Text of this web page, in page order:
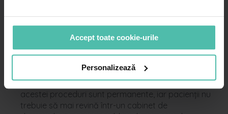
Accept toate cookie-urile
Personalizează
află hormonii, anumite afecțiuni, unii factori genetici
și unele medicamente, iar pentru tratarea acesteia
este nevoie de o abordare personalizată pentru
fiecare pacient în parte.
afecțiune se recurge la aspirarea glandelor
sudoripare localizate în zona axilelor. Rezultatele
acestei proceduri sunt permanente, iar pacienții nu
trebuie să mai revină într-un cabinet de